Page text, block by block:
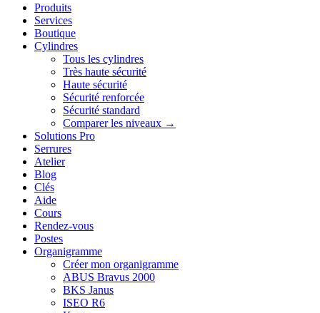
Produits
Services
Boutique
Cylindres
Tous les cylindres
Très haute sécurité
Haute sécurité
Sécurité renforcée
Sécurité standard
Comparer les niveaux →
Solutions Pro
Serrures
Atelier
Blog
Clés
Aide
Cours
Rendez-vous
Postes
Organigramme
Créer mon organigramme
ABUS Bravus 2000
BKS Janus
ISEO R6